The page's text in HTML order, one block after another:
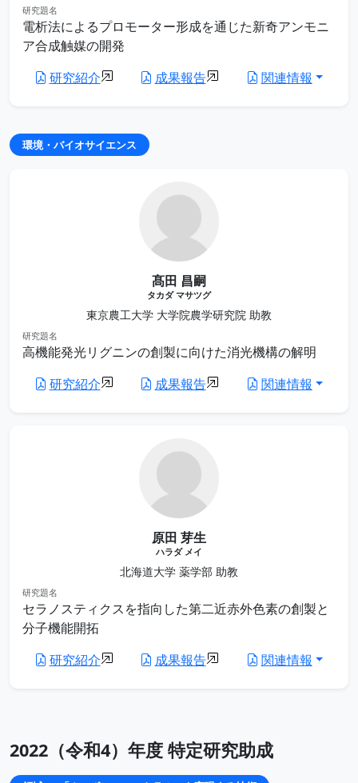
研究題名
電析法によるプロモーター形成を通じた新奇アンモニ
ア合成触媒の開発
研究紹介
成果報告 関連情報
環境・バイオサイエンス
髙田 昌嗣
タカダ マサツグ
東京農工大学 大学院農学研究院 助教
研究題名
高機能発光リグニンの創製に向けた消光機構の解明
研究紹介
成果報告 関連情報
原田 芽生
ハラダ メイ
北海道大学 薬学部 助教
研究題名
セラノスティクスを指向した第二近赤外色素の創製と
分子機能開拓
研究紹介
成果報告 関連情報
2022（令和4）年度 特定研究助成